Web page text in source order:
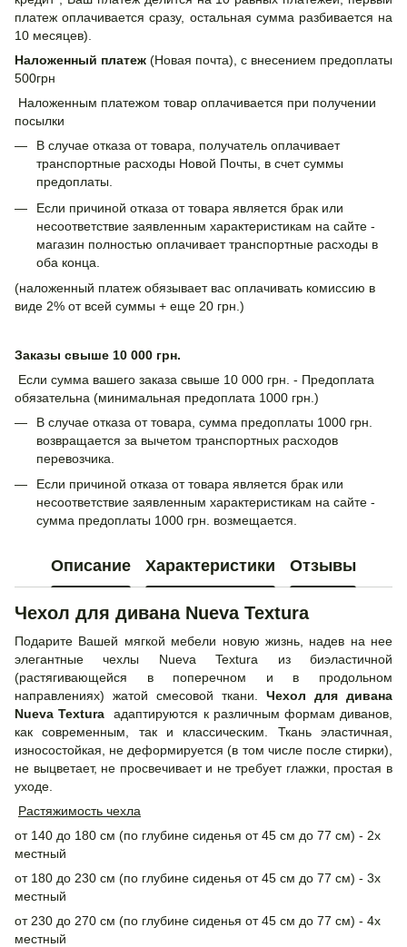
платеж оплачивается сразу, остальная сумма разбивается на
10 месяцев).
Наложенный платеж (Новая почта), с внесением предоплаты
500грн
Наложенным платежом товар оплачивается при получении
посылки
В случае отказа от товара, получатель оплачивает
транспортные расходы Новой Почты, в счет суммы
предоплаты.
Если причиной отказа от товара является брак или
несоответствие заявленным характеристикам на сайте -
магазин полностью оплачивает транспортные расходы в
оба конца.
(наложенный платеж обязывает вас оплачивать комиссию в
виде 2% от всей суммы + еще 20 грн.)
Заказы свыше 10 000 грн.
Если сумма вашего заказа свыше 10 000 грн. - Предоплата
обязательна (минимальная предоплата 1000 грн.)
В случае отказа от товара, сумма предоплаты 1000 грн.
возвращается за вычетом транспортных расходов
перевозчика.
Если причиной отказа от товара является брак или
несоответствие заявленным характеристикам на сайте -
сумма предоплаты 1000 грн. возмещается.
Описание Характеристики Отзывы
Чехол для дивана Nueva Textura
Подарите Вашей мягкой мебели новую жизнь, надев на нее
элегантные чехлы Nueva Textura из биэластичной
(растягивающейся в поперечном и в продольном
направлениях) жатой смесовой ткани. Чехол для дивана
Nueva Texturaадаптируются к различным формам диванов,
как современным, так и классическим. Ткань эластичная,
износостойкая, не деформируется (в том числе после стирки),
не выцветает, не просвечивает и не требует глажки, простая в
уходе.
Растяжимость чехла
от 140 до 180 см (по глубине сиденья от 45 см до 77 см) - 2х
местный
от 180 до 230 см (по глубине сиденья от 45 см до 77 см) - 3х
местный
от 230 до 270 см (по глубине сиденья от 45 см до 77 см) - 4х
местный